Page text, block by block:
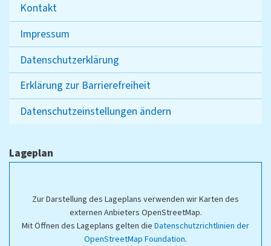
Kontakt
Impressum
Datenschutzerklärung
Erklärung zur Barrierefreiheit
Datenschutzeinstellungen ändern
Lageplan
Zur Darstellung des Lageplans verwenden wir Karten des
externen Anbieters OpenStreetMap.
Mit Öffnen des Lageplans gelten die Datenschutzrichtlinien der
OpenStreetMap Foundation.